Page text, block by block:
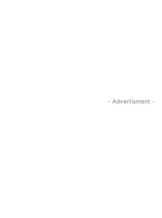
- Advertisment -